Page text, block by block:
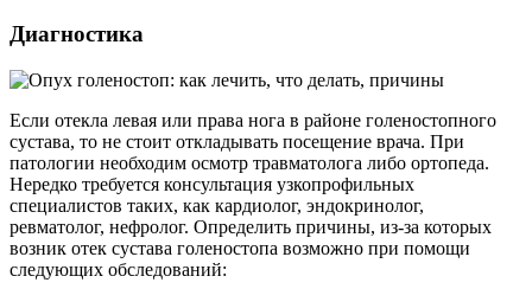
Диагностика
Если отекла левая или права нога в районе голеностопного
сустава, то не стоит откладывать посещение врача. При
патологии необходим осмотр травматолога либо ортопеда.
Нередко требуется консультация узкопрофильных
специалистов таких, как кардиолог, эндокринолог,
ревматолог, нефролог. Определить причины, из-за которых
возник отек сустава голеностопа возможно при помощи
следующих обследований: